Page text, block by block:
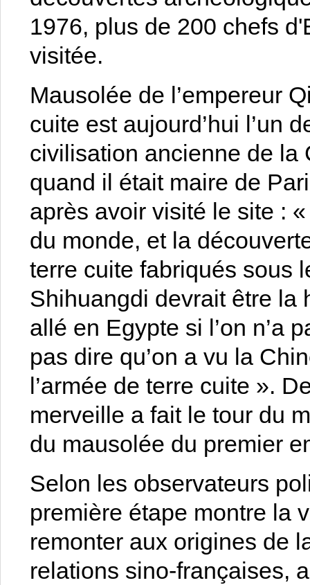
1976, plus de 200 chefs
visitée.
Mausolée de l’empereur
cuite est aujourd’hui l’un
civilisation ancienne de la
quand il était maire de
après avoir visité le site :
du monde, et la
terre cuite fabriqués sous
Shihuangdi devrait être la
allé en Egypte si l’on n’a
pas dire qu’on a vu la
l’armée de terre cuite ».
merveille a fait le tour du
du mausolée du premier
Selon les observateurs
première étape montre la
remonter aux origines de
relations sino-françaises,